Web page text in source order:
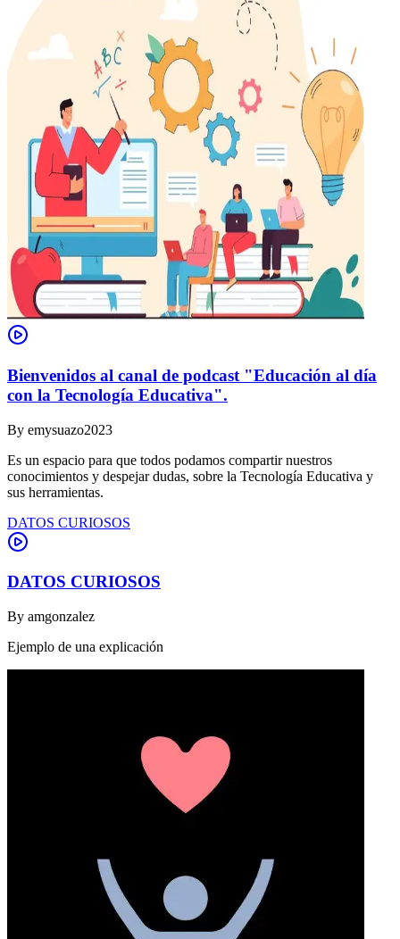
Bienvenidos al canal de podcast "Educación al día
con la Tecnología Educativa".
By emysuazo2023
Es un espacio para que todos podamos compartir nuestros
conocimientos y despejar dudas, sobre la Tecnología Educativa y
sus herramientas.
DATOS CURIOSOS
DATOS CURIOSOS
By amgonzalez
Ejemplo de una explicación